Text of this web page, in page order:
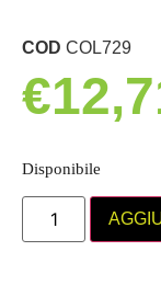
COD COL729
€
Disponibile